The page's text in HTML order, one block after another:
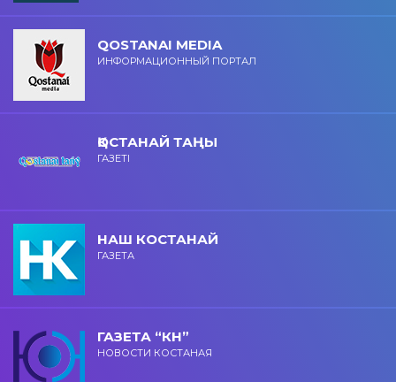
QOSTANAI MEDIA
ИНФОРМАЦИОННЫЙ ПОРТАЛ
ҚОСТАНАЙ ТАҢЫ
ГАЗЕТІ
НАШ КОСТАНАЙ
ГАЗЕТА
ГАЗЕТА “КН”
НОВОСТИ КОСТАНАЯ